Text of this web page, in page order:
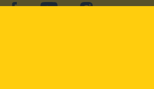
facebookYouTube Instagram